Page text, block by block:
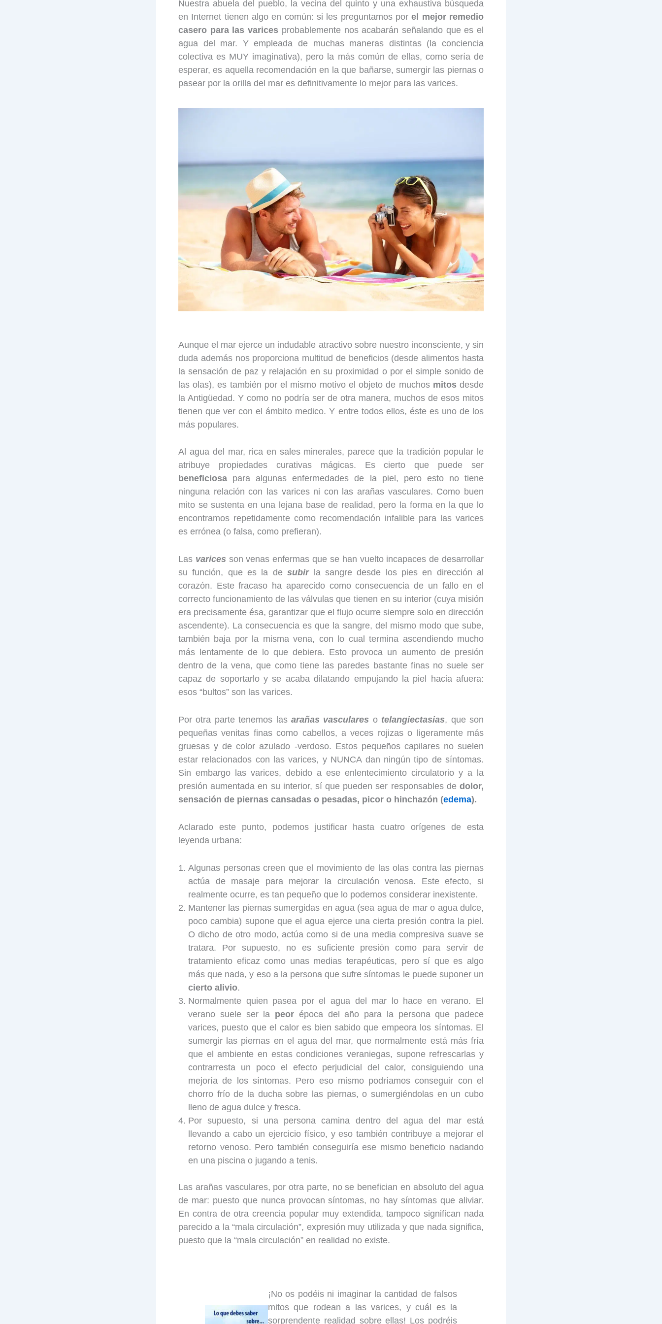
Nuestra abuela del pueblo, la vecina del quinto y una exhaustiva búsqueda
en Internet tienen algo en común: si les preguntamos porel mejor remedio
casero para las varices probablemente nos acabarán señalando que es el
agua del mar. Y empleada de muchas maneras distintas (la conciencia
colectiva es MUY imaginativa), pero la más común de ellas, como sería de
esperar, es aquella recomendación en la que bañarse, sumergir las piernas o
pasear por la orilla del mar es definitivamente lo mejor para las varices.
Aunque el mar ejerce un indudable atractivo sobre nuestro inconsciente, y sin
duda además nos proporciona multitud de beneficios (desde alimentos hasta
la sensación de paz y relajación en su proximidad o por el simple sonido de
las olas), es también por el mismo motivo el objeto de muchos mitosdesde
la Antigüedad. Y como no podría ser de otra manera, muchos de esos mitos
tienen que ver con el ámbito medico. Y entre todos ellos, éste es uno de los
más populares.
Al agua del mar, rica en sales minerales, parece que la tradición popular le
atribuye propiedades curativas mágicas. Es cierto que puede ser
beneficiosa para algunas enfermedades de la piel, pero esto no tiene
ninguna relación con las varices ni con las arañas vasculares. Como buen
mito se sustenta en una lejana base de realidad, pero la forma en la que lo
encontramos repetidamente como recomendación infalible para las varices
es errónea (o falsa, como prefieran).
Las varices son venas enfermas que se han vuelto incapaces de desarrollar
su función, que es la desubirla sangre desde los pies en dirección al
corazón. Este fracaso ha aparecido como consecuencia de un fallo en el
correcto funcionamiento de las válvulas que tienen en su interior (cuya misión
era precisamente ésa, garantizar que el flujo ocurre siempre solo en dirección
ascendente). La consecuencia es que la sangre, del mismo modo que sube,
también baja por la misma vena, con lo cual termina ascendiendo mucho
más lentamente de lo que debiera. Esto provoca un aumento de presión
dentro de la vena, que como tiene las paredes bastante finas no suele ser
capaz de soportarlo y se acaba dilatando empujando la piel hacia afuera:
esos “bultos” son las varices.
Por otra parte tenemos las arañas vasculares o telangiectasias, que son
pequeñas venitas finas como cabellos, a veces rojizas o ligeramente más
gruesas y de color azulado -verdoso. Estos pequeños capilares no suelen
estar relacionados con las varices, y NUNCA dan ningún tipo de síntomas.
Sin embargo las varices, debido a ese enlentecimiento circulatorio y a la
presión aumentada en su interior, sí que pueden ser responsables de dolor,
sensación de piernas cansadas o pesadas, picor o hinchazón (edema).
Aclarado este punto, podemos justificar hasta cuatro orígenes de esta
leyenda urbana:
Algunas personas creen que el movimiento de las olas contra las piernas
actúa de masaje para mejorar la circulación venosa. Este efecto, si
realmente ocurre, es tan pequeño que lo podemos considerar inexistente.
Mantener las piernas sumergidas en agua (sea agua de mar o agua dulce,
poco cambia) supone que el agua ejerce una cierta presión contra la piel.
O dicho de otro modo, actúa como si de una media compresiva suave se
tratara. Por supuesto, no es suficiente presión como para servir de
tratamiento eficaz como unas medias terapéuticas, pero sí que es algo
más que nada, y eso a la persona que sufre síntomas le puede suponer un
cierto alivio.
Normalmente quien pasea por el agua del mar lo hace en verano. El
verano suele ser la peor época del año para la persona que padece
varices, puesto que el calor es bien sabido que empeora los síntomas. El
sumergir las piernas en el agua del mar, que normalmente está más fría
que el ambiente en estas condiciones veraniegas, supone refrescarlas y
contrarresta un poco el efecto perjudicial del calor, consiguiendo una
mejoría de los síntomas. Pero eso mismo podríamos conseguir con el
chorro frío de la ducha sobre las piernas, o sumergiéndolas en un cubo
lleno de agua dulce y fresca.
Por supuesto, si una persona camina dentro del agua del mar está
llevando a cabo un ejercicio físico, y eso también contribuye a mejorar el
retorno venoso. Pero también conseguiría ese mismo beneficio nadando
en una piscina o jugando a tenis.
Las arañas vasculares, por otra parte, no se benefician en absoluto del agua
de mar: puesto que nunca provocan síntomas, no hay síntomas que aliviar.
En contra de otra creencia popular muy extendida, tampoco significan nada
parecido a la “mala circulación”, expresión muy utilizada y que nada significa,
puesto que la “mala circulación” en realidad no existe.
¡No os podéis ni imaginar la cantidad de falsos
mitos que rodean a las varices, y cuál es la
sorprendente realidad sobre ellas! Los podréis